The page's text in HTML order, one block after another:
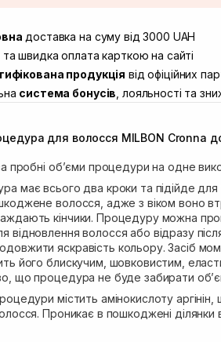
м. Луцьк, вул. Винниченка 4
м. Львів, вул. Академіка Підстригача, 1В
м. Львів, вул. Івана Франка 36
м. Львів, вул. Степана Бандери 45
м. Рівне, вул. Кулика і Гудачека 23 (ТЦ
доставка на суму від 3000 UAH
та швидка оплата карткою на сайті
продукція від офіційних
система бонусів , лояльності та
для волосся MILBON Cronna
пробні об’єми процедури на одне
має всього два кроки та підійде
волосся, адже з віком воно
кінчики. Процедуру можна
відновлення волосся або відразу
яскравість кольору. Засіб
його блискучим, шовковистим,
що процедура не буде забирати
містить амінокислоту
Проникає в пошкоджені ділянки